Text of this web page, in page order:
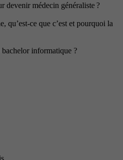
devenir médecin généraliste ?
qu’est-ce que c’est et pourquoi la
informatique ?